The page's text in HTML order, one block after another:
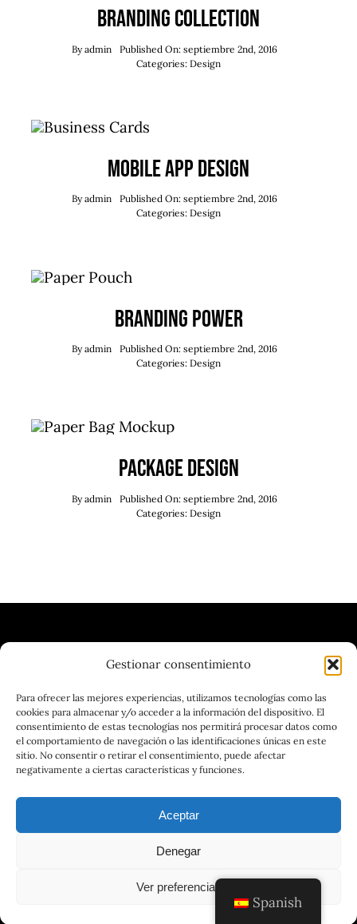
Gestionar consentimiento
Para ofrecer las mejores experiencias, utilizamos tecnologías como las
cookies para almacenar y/o acceder a la información del dispositivo. El
consentimiento de estas tecnologías nos permitirá procesar datos como
el comportamiento de navegación o las identificaciones únicas en este
sitio. No consentir o retirar el consentimiento, puede afectar
negativamente a ciertas características y funciones.
Aceptar
Denegar
Ver preferencias
Branding Collection
Byadmin
Published On: septiembre 2nd, 2016
Categories: Design
Mobile App Design
Byadmin
Published On: septiembre 2nd, 2016
Categories: Design
Branding Power
Byadmin
Published On: septiembre 2nd, 2016
Categories: Design
Package Design
Byadmin
Published On: septiembre 2nd, 2016
Categories: Design
| VINOTECA | CERVECERÍA |
GASTRONOMÍA
© 2025 - 2026DISEÑADO Y PROGRAMADO POR
www.lamarmotaphill.es
Spanish